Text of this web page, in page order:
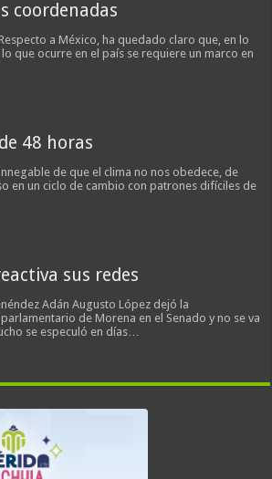
coordenadas
a México, ha quedado claro que, en lo
que ocurre en el país se requiere un marco en
48 horas
de que el clima no nos obedece, de
en un ciclo de cambio con patrones difíciles de
sus redes
Adán Augusto López dejó la
de Morena en el Senado y no se va
se especuló en días…